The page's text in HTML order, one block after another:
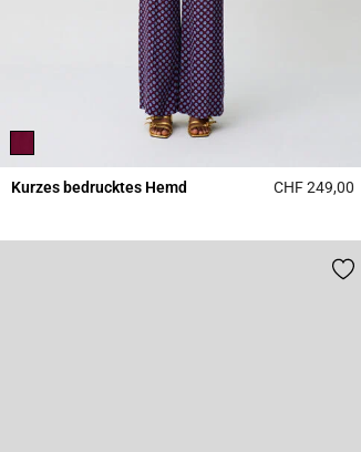
Kurzes bedrucktes Hemd CHF 249,00